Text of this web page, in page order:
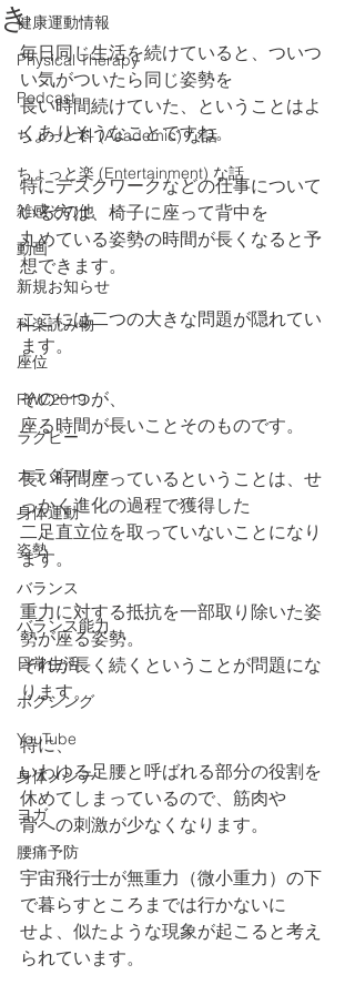
健康運動情報
Physical Therapy
Podcast
ちょっと科 (Academic) な話
ちょっと楽 (Entertainment) な話
雑感その他
動画
新規お知らせ
科楽読み物
座位
RWC2019
ラグビー
カラダフリー
身体運動
姿勢
バランス
バランス能力
日常生活
ボクシング
YouTube
身体メンテ
ヨガ
腰痛予防
き
毎日同じ生活を続けていると、ついつ
い気がついたら同じ姿勢を
長い時間続けていた、ということはよ
くありそうなことですね。
特にデスクワークなどの仕事について
いる方は、椅子に座って背中を
丸めている姿勢の時間が長くなると予
想できます。
ここには二つの大きな問題が隠れてい
ます。
その一つが、
座る時間が長いことそのものです。
長い時間座っているということは、せ
っかく進化の過程で獲得した
二足直立位を取っていないことになり
ます。
重力に対する抵抗を一部取り除いた姿
勢が座る姿勢。
それが長く続くということが問題にな
ります。
特に、
いわゆる足腰と呼ばれる部分の役割を
休めてしまっているので、筋肉や
骨への刺激が少なくなります。
宇宙飛行士が無重力（微小重力）の下
で暮らすところまでは行かないに
せよ、似たような現象が起こると考え
られています。